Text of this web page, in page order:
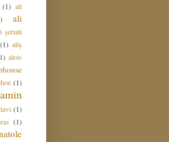
(1) ali
ali
şeriati
(1) aliş
alois
(1)
amin
(1)
(1)